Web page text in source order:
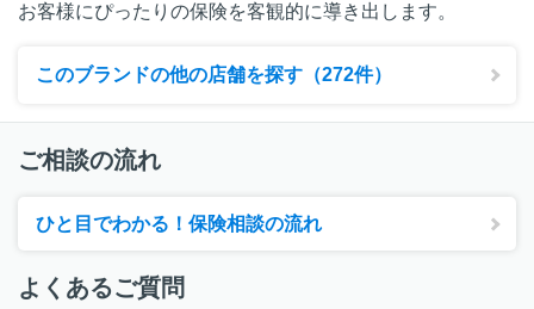
お客様にぴったりの保険を客観的に導き出します。
このブランドの他の店舗を探す（272件）
ご相談の流れ
ひと目でわかる！保険相談の流れ
よくあるご質問